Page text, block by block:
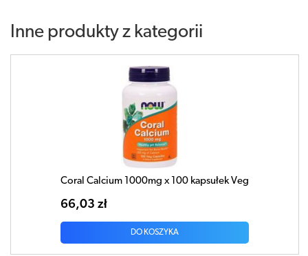
Inne produkty z kategorii
Coral Calcium 1000mg x 100 kapsułek Veg
66,03 zł
DO KOSZYKA